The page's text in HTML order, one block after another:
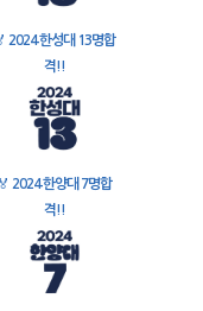
2024 한성대 13명합
격!!
🏅 2024 한양대 7명합
격!!